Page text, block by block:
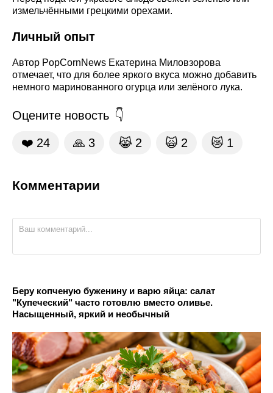
измельчёнными грецкими орехами.
Личный опыт
Автор PopCornNews Екатерина Миловзорова
отмечает, что для более яркого вкуса можно добавить
немного маринованного огурца или зелёного лука.
Оцените новость
❤️ 24 🙏 3 😹 2 🙀 2 😿 1
Комментарии
Беру копченую буженину и варю яйца: салат
"Купеческий" часто готовлю вместо оливье.
Насыщенный, яркий и необычный